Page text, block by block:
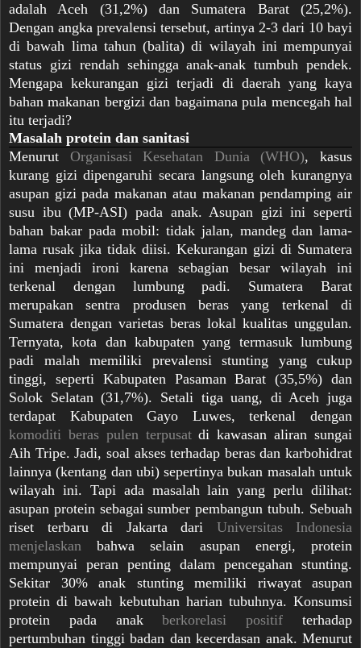
adalah Aceh (31,2%) dan Sumatera Barat (25,2%).
Dengan angka prevalensi tersebut, artinya 2-3 dari 10 bayi
di bawah lima tahun (balita) di wilayah ini mempunyai
status gizi rendah sehingga anak-anak tumbuh pendek.
Mengapa kekurangan gizi terjadi di daerah yang kaya
bahan makanan bergizi dan bagaimana pula mencegah hal
itu terjadi?
Masalah protein dan sanitasi
Menurut Organisasi Kesehatan Dunia (WHO), kasus
kurang gizi dipengaruhi secara langsung oleh kurangnya
asupan gizi pada makanan atau makanan pendamping air
susu ibu (MP-ASI) pada anak. Asupan gizi ini seperti
bahan bakar pada mobil: tidak jalan, mandeg dan lama-
lama rusak jika tidak diisi. Kekurangan gizi di Sumatera
ini menjadi ironi karena sebagian besar wilayah ini
terkenal dengan lumbung padi. Sumatera Barat
merupakan sentra produsen beras yang terkenal di
Sumatera dengan varietas beras lokal kualitas unggulan.
Ternyata, kota dan kabupaten yang termasuk lumbung
padi malah memiliki prevalensi stunting yang cukup
tinggi, seperti Kabupaten Pasaman Barat (35,5%) dan
Solok Selatan (31,7%). Setali tiga uang, di Aceh juga
terdapat Kabupaten Gayo Luwes, terkenal dengan
komoditi beras pulen terpusatdi kawasan aliran sungai
Aih Tripe. Jadi, soal akses terhadap beras dan karbohidrat
lainnya (kentang dan ubi) sepertinya bukan masalah untuk
wilayah ini. Tapi ada masalah lain yang perlu dilihat:
asupan protein sebagai sumber pembangun tubuh. Sebuah
riset terbaru di Jakarta dari Universitas Indonesia
menjelaskan bahwa selain asupan energi, protein
mempunyai peran penting dalam pencegahan stunting.
Sekitar 30% anak stunting memiliki riwayat asupan
protein di bawah kebutuhan harian tubuhnya. Konsumsi
protein pada anakberkorelasi positif terhadap
pertumbuhan tinggi badan dan kecerdasan anak. Menurut